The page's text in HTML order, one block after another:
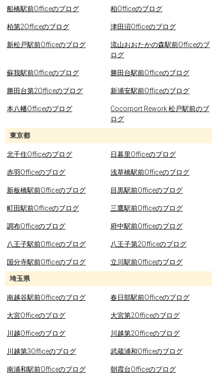
船橋駅前Officeのブログ 柏Officeのブログ
柏第2Officeのブログ 津田沼Officeのブログ
新松戸駅前Officeのブログ
流山おおたかの森駅前Officeのブ
ログ
蘇我駅前Officeのブログ 勝田台駅前Officeのブログ
勝田台第2Officeのブログ 新浦安駅前Officeのブログ
本八幡Officeのブログ
Cocorport Rework 松戸駅前のブ
ログ
東京都
北千住Officeのブログ 日暮里Officeのブログ
赤羽Officeのブログ 浅草橋駅前Officeのブログ
新板橋駅前Officeのブログ 目黒駅前Officeのブログ
町田駅前Officeのブログ 三鷹駅前Officeのブログ
調布Officeのブログ 府中駅前Officeのブログ
八王子駅前Officeのブログ 八王子第2Officeのブログ
国分寺駅前Officeのブログ 立川駅前Officeのブログ
埼玉県
南越谷駅前Officeのブログ 春日部駅前Officeのブログ
大宮Officeのブログ 大宮第2Officeのブログ
川越Officeのブログ 川越第2Officeのブログ
川越第3Officeのブログ 武蔵浦和Officeのブログ
南浦和駅前Officeのブログ 朝霞台Officeのブログ